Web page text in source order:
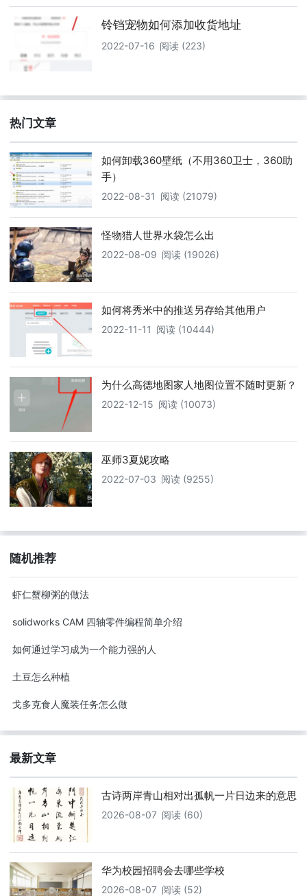
铃铛宠物如何添加收货地址
2022-07-16 阅读 (223)
热门文章
如何卸载360壁纸（不用360卫士，360助
手）
2022-08-31 阅读 (21079)
怪物猎人世界水袋怎么出
2022-08-09 阅读 (19026)
如何将秀米中的推送另存给其他用户
2022-11-11 阅读 (10444)
为什么高德地图家人地图位置不随时更新？
2022-12-15 阅读 (10073)
巫师3夏妮攻略
2022-07-03 阅读 (9255)
随机推荐
虾仁蟹柳粥的做法
solidworks CAM 四轴零件编程简单介绍
如何通过学习成为一个能力强的人
土豆怎么种植
戈多克食人魔装任务怎么做
最新文章
古诗两岸青山相对出孤帆一片日边来的意思
2026-08-07 阅读 (60)
华为校园招聘会去哪些学校
2026-08-07 阅读 (52)